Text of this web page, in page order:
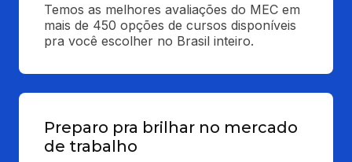
Temos as melhores avaliações do MEC em
mais de 450 opções de cursos disponíveis
pra você escolher no Brasil inteiro.
Preparo pra brilhar no mercado
de trabalho